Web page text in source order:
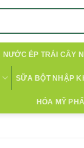
NƯỚC ÉP TRÁI CÂY
SỮA BỘT NHẬP
HÓA MỸ